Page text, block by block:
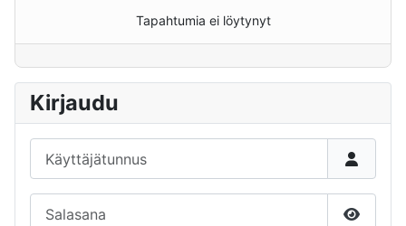
Tapahtumia ei löytynyt
Kirjaudu